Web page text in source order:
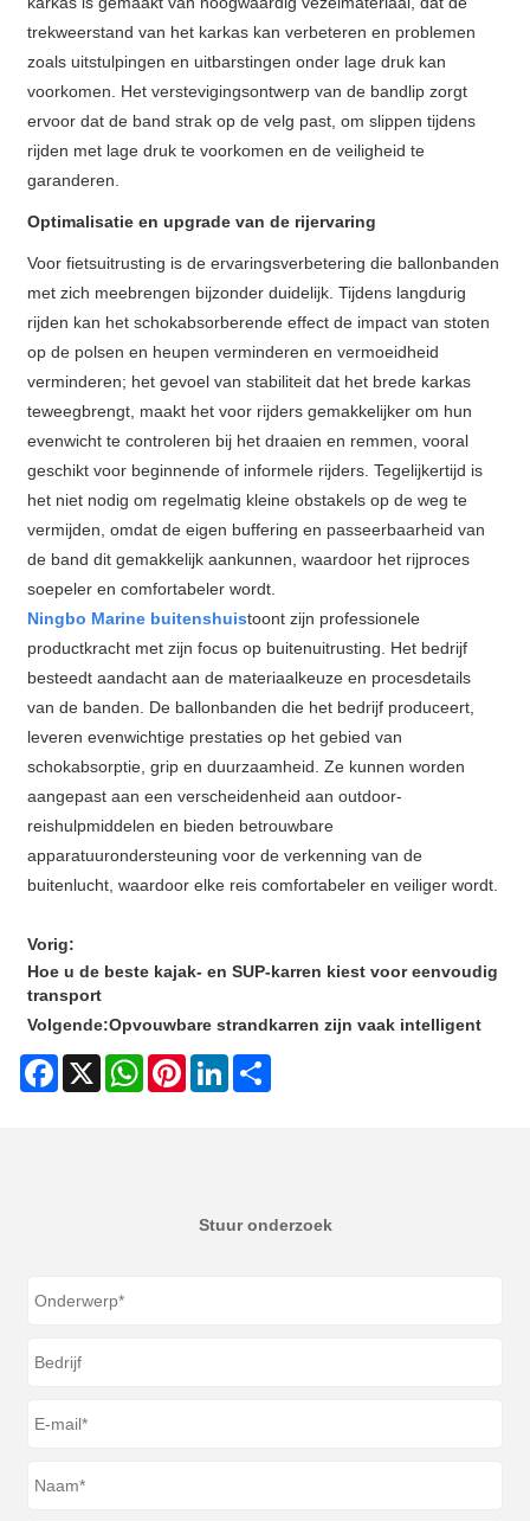
trekweerstand van het karkas kan verbeteren en problemen
zoals uitstulpingen en uitbarstingen onder lage druk kan
voorkomen. Het verstevigingsontwerp van de bandlip zorgt
ervoor dat de band strak op de velg past, om slippen tijdens
rijden met lage druk te voorkomen en de veiligheid te
garanderen.
Optimalisatie en upgrade van de rijervaring
Voor fietsuitrusting is de ervaringsverbetering die ballonbanden
met zich meebrengen bijzonder duidelijk. Tijdens langdurig
rijden kan het schokabsorberende effect de impact van stoten
op de polsen en heupen verminderen en vermoeidheid
verminderen; het gevoel van stabiliteit dat het brede karkas
teweegbrengt, maakt het voor rijders gemakkelijker om hun
evenwicht te controleren bij het draaien en remmen, vooral
geschikt voor beginnende of informele rijders. Tegelijkertijd is
het niet nodig om regelmatig kleine obstakels op de weg te
vermijden, omdat de eigen buffering en passeerbaarheid van
de band dit gemakkelijk aankunnen, waardoor het rijproces
soepeler en comfortabeler wordt.
Ningbo Marine buitenshuistoont zijn professionele
productkracht met zijn focus op buitenuitrusting. Het bedrijf
besteedt aandacht aan de materiaalkeuze en procesdetails
van de banden. De ballonbanden die het bedrijf produceert,
leveren evenwichtige prestaties op het gebied van
schokabsorptie, grip en duurzaamheid. Ze kunnen worden
aangepast aan een verscheidenheid aan outdoor-
reishulpmiddelen en bieden betrouwbare
apparatuurondersteuning voor de verkenning van de
buitenlucht, waardoor elke reis comfortabeler en veiliger wordt.
Vorig:
Hoe u de beste kajak- en SUP-karren kiest voor eenvoudig
transport
Volgende:Opvouwbare strandkarren zijn vaak intelligent
Facebook
X WhatsAppPinterestLinkedIn
Stuur onderzoek